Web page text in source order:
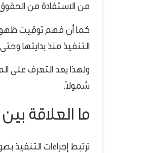
من الاستفادة من الحقوق
كما أن فهم توقيت ظهور
التنفيذ منذ بدايتها
ولهذا يعد التعرف على
شمولًا.
ما العلاقة
ترتبط إجراءات التنفيذ